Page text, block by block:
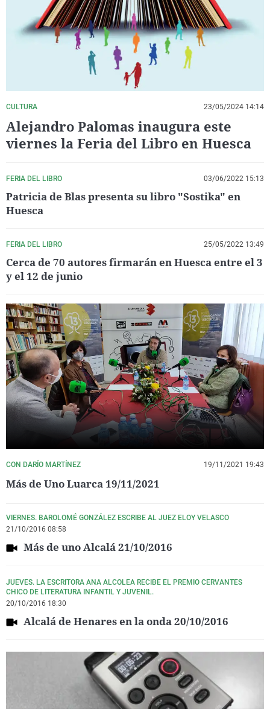
La rosa de los vientos
Gente viajera
Como el perro y el
Caso
Retornados
Equipo de
Operación Viuda
Extremadura
Galicia
La Rioja
Navarra
País Vasco
Virales
Televisión
Elecciones
CULTURA 23/05/2024 14:14
Alejandro Palomas inaugura este
viernes la Feria del Libro en Huesca
FERIA DEL LIBRO 03/06/2022 15:13
Patricia de Blas presenta su libro "Sostika" en
Huesca
FERIA DEL LIBRO 25/05/2022 13:49
Cerca de 70 autores firmarán en Huesca entre el 3
y el 12 de junio
CON DARÍO MARTÍNEZ 19/11/2021 19:43
Más de Uno Luarca 19/11/2021
VIERNES. BAROLOMÉ GONZÁLEZ ESCRIBE AL JUEZ ELOY VELASCO
21/10/2016 08:58
Más de uno Alcalá 21/10/2016
JUEVES. LA ESCRITORA ANA ALCOLEA RECIBE EL PREMIO CERVANTES
CHICO DE LITERATURA INFANTIL Y JUVENIL.
20/10/2016 18:30
Alcalá de Henares en la onda 20/10/2016